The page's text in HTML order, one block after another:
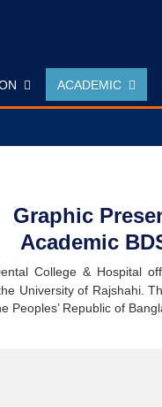
ACADEMIC
Graphic
Academic
College & Hospital
University of Rajshahi.
Peoples’ Republic of